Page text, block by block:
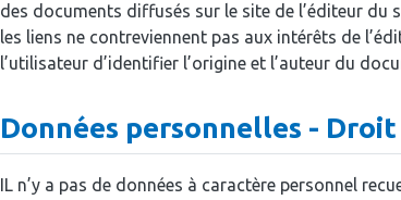
des documents diffusés sur le site de l’éditeur du
les liens ne contreviennent pas aux intérêts de
l’utilisateur d’identifier l’origine et l’auteur du
Données personnelles -
IL n’y a pas de données à caractère personnel